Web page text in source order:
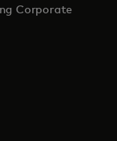
Corporate